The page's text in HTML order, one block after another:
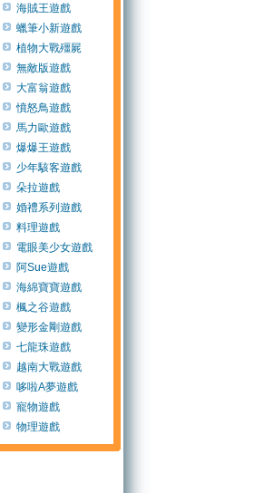
海賊王遊戲
蠟筆小新遊戲
植物大戰殭屍
無敵版遊戲
大富翁遊戲
憤怒鳥遊戲
馬力歐遊戲
爆爆王遊戲
少年駭客遊戲
朵拉遊戲
婚禮系列遊戲
料理遊戲
電眼美少女遊戲
阿Sue遊戲
海綿寶寶遊戲
楓之谷遊戲
變形金剛遊戲
七龍珠遊戲
越南大戰遊戲
哆啦A夢遊戲
寵物遊戲
物理遊戲